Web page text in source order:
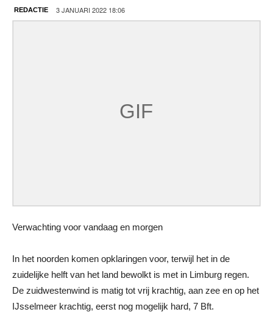
REDACTIE 3 JANUARI 2022 18:06
Verwachting voor vandaag en morgen
In het noorden komen opklaringen voor, terwijl het in de
zuidelijke helft van het land bewolkt is met in Limburg regen.
De zuidwestenwind is matig tot vrij krachtig, aan zee en op het
IJsselmeer krachtig, eerst nog mogelijk hard, 7 Bft.